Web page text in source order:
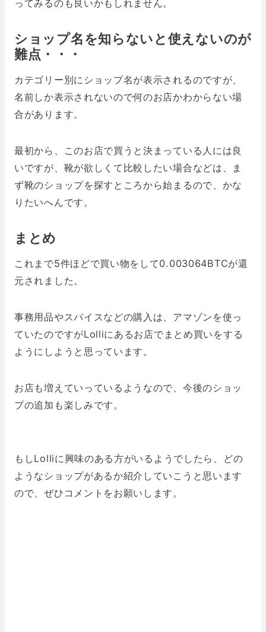
ってみるのも良いかもしれません。
ショップ名を知らないと使えないのが
難点・・・
カテゴリー別にショップ名が表示されるのですが、
名前しか表示されないので何のお店かわからない場
合があります。
最初から、このお店で買うと決まっている人には良
いですが、靴が欲しくて比較したい場合などは、ま
ず靴のショップを探すところから始まるので、かな
りたいへんです。
まとめ
これまで5件ほどで買い物をして0.003064BTCが還
元されました。
事務用品やスパイスなどの購入は、アマゾンを使っ
ていたのですがLolliにあるお店でまとめ買いをする
ようにしようと思っています。
お店も増えていっているようなので、今後のショッ
プの追加も楽しみです。
もしLolliに興味のある方がいるようでしたら、どの
ようなショップがあるか紹介していこうと思います
ので、ぜひコメントをお願いします。